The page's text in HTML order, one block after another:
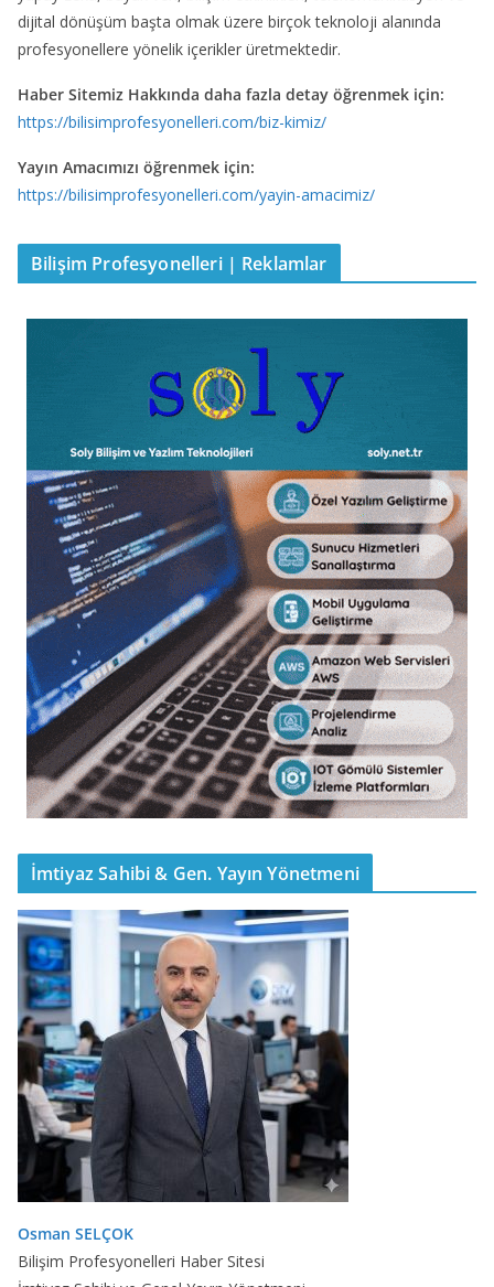
dijital dönüşüm başta olmak üzere birçok teknoloji alanında
profesyonellere yönelik içerikler üretmektedir.
Haber Sitemiz Hakkında daha fazla detay öğrenmek için:
https://bilisimprofesyonelleri.com/biz-kimiz/
Yayın Amacımızı öğrenmek için:
https://bilisimprofesyonelleri.com/yayin-amacimiz/
Bilişim Profesyonelleri | Reklamlar
İmtiyaz Sahibi & Gen. Yayın Yönetmeni
Osman SELÇOK
Bilişim Profesyonelleri Haber Sitesi